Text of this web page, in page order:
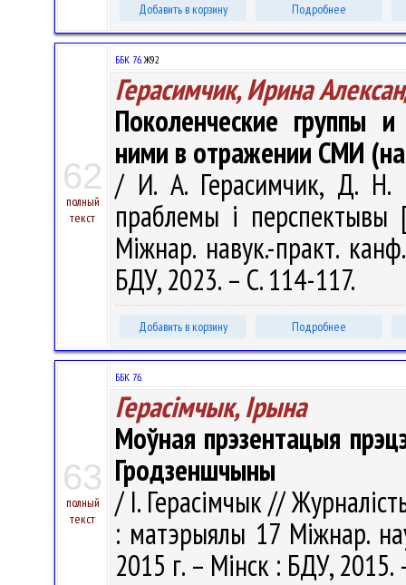
Добавить в корзину Подробнее
62
полный
текст
ББК 76.Ж92
Герасимчик, Ирина
Поколенческие группы
ними в отражении СМИ
/ И. А. Герасимчик, Д. Н.
праблемы і
Міжнар. навук.-практ.
БДУ, 2023. – С. 114-117.
Добавить в корзину Подробнее
63
полный
текст
ББК 76.
Герасімчык, Ірына
Моўная прэзентацыя
Гродзеншчыны
/ І. Герасімчык //
: матэрыялы 17 Міжнар.
2015 г. – Мінск : БДУ,